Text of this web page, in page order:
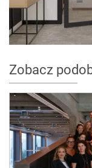
Zobacz